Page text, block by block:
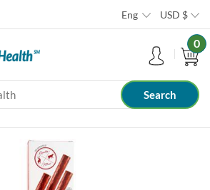
Eng USD $
0